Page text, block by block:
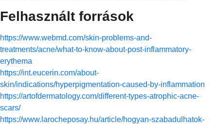
Felhasznált források
https://www.webmd.com/skin-problems-and-
treatments/acne/what-to-know-about-post-inflammatory-
erythema
https://int.eucerin.com/about-
skin/indications/hyperpigmentation-caused-by-inflammation
https://artofdermatology.com/different-types-atrophic-acne-
scars/
https://www.larocheposay.hu/article/hogyan-szabadulhatok-